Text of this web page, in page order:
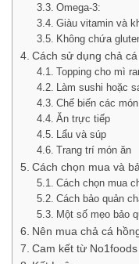
Omega-3:
Giàu vitamin và
Không chứa
Cách sử dụng chả
Topping cho mì
Làm sushi hoặc
Chế biến các
Ăn trực tiếp
Lẩu và súp
Trang trí món ăn
Cách chọn mua và
Cách chọn mua
Cách bảo quản
Một số mẹo bảo
Nên mua chả cá
Cam kết từ No1foods